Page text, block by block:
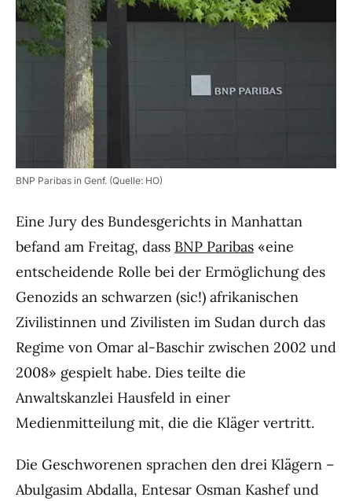
BNP Paribas in Genf. (Quelle: HO)
Eine Jury des Bundesgerichts in Manhattan
befand am Freitag, dass BNP Paribas «eine
entscheidende Rolle bei der Ermöglichung des
Genozids an schwarzen (sic!) afrikanischen
Zivilistinnen und Zivilisten im Sudan durch das
Regime von Omar al-Baschir zwischen 2002 und
2008» gespielt habe. Dies teilte die
Anwaltskanzlei Hausfeld in einer
Medienmitteilung mit, die die Kläger vertritt.
Die Geschworenen sprachen den drei Klägern –
Abulgasim Abdalla, Entesar Osman Kashef und